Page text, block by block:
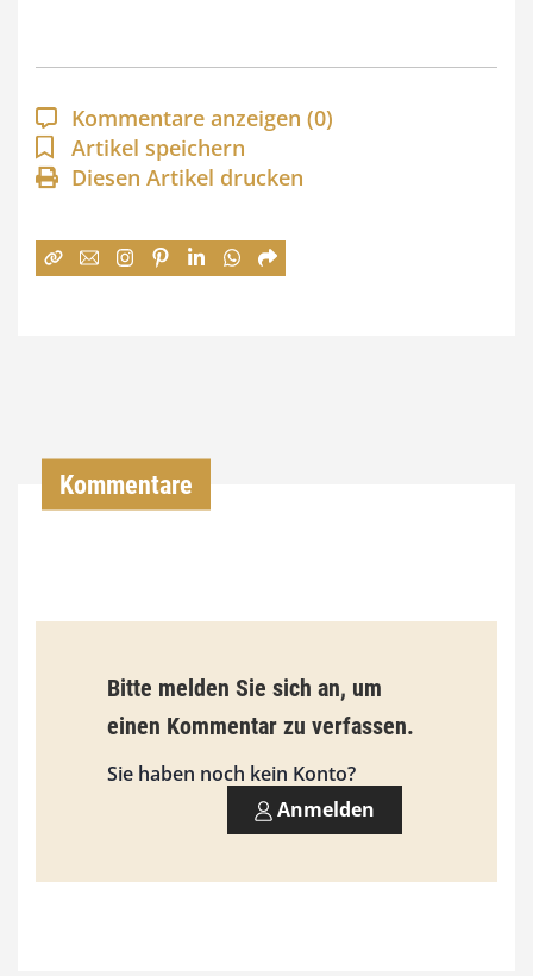
p
a
n
n
:
9
3
0
0
Kommentare anzeigen (0)
Artikel speichern
Diesen Artikel drucken
Kommentare
Bitte melden Sie sich an, um
einen Kommentar zu verfassen.
Sie haben noch kein Konto?
Anmelden